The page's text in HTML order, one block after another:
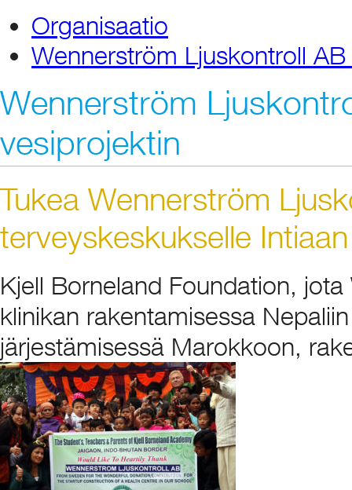
Organisaatio
Wennerström Ljuskontroll
Wennerström
vesiprojektin
Tukea Wennerström
terveyskeskukselle Intiaan
Kjell Borneland Foundation,
klinikan rakentamisessa
järjestämisessä Marokkoon,